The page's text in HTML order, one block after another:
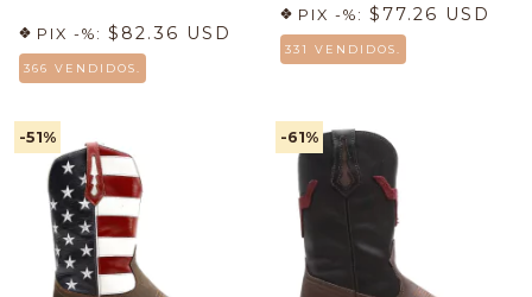
PIX -%: $82.36 USD
366 VENDIDOS.
PIX -%: $77.26 USD
331 VENDIDOS.
-51% -61%